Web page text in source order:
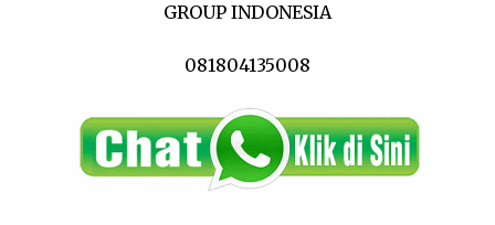
GROUP INDONESIA
081804135008